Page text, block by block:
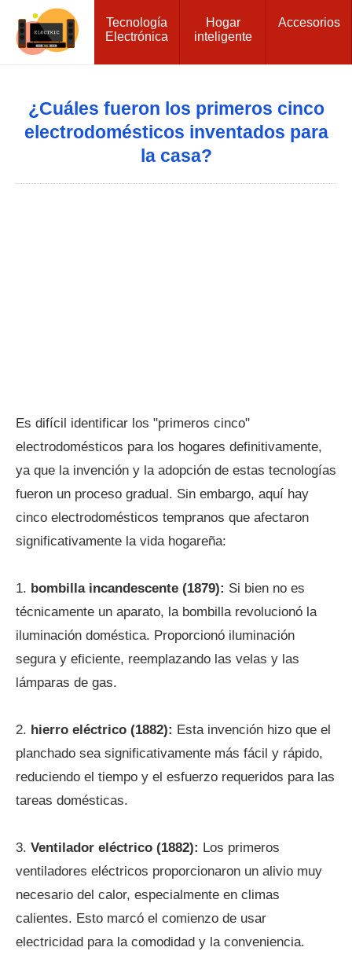
Tecnología
Electrónica
Hogar
inteligente
Accesorios
¿Cuáles fueron los primeros cinco
electrodomésticos inventados para
la casa?
Es difícil identificar los "primeros cinco"
electrodomésticos para los hogares definitivamente,
ya que la invención y la adopción de estas tecnologías
fueron un proceso gradual. Sin embargo, aquí hay
cinco electrodomésticos tempranos que afectaron
significativamente la vida hogareña:
1. bombilla incandescente (1879): Si bien no es
técnicamente un aparato, la bombilla revolucionó la
iluminación doméstica. Proporcionó iluminación
segura y eficiente, reemplazando las velas y las
lámparas de gas.
2. hierro eléctrico (1882): Esta invención hizo que el
planchado sea significativamente más fácil y rápido,
reduciendo el tiempo y el esfuerzo requeridos para las
tareas domésticas.
3. Ventilador eléctrico (1882): Los primeros
ventiladores eléctricos proporcionaron un alivio muy
necesario del calor, especialmente en climas
calientes. Esto marcó el comienzo de usar
electricidad para la comodidad y la conveniencia.